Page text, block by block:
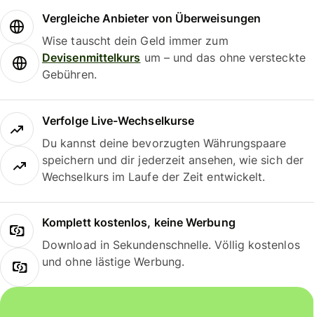
Vergleiche Anbieter von Überweisungen
Wise tauscht dein Geld immer zum
Devisenmittelkurs um – und das ohne versteckte
Gebühren.
Verfolge Live-Wechselkurse
Du kannst deine bevorzugten Währungspaare
speichern und dir jederzeit ansehen, wie sich der
Wechselkurs im Laufe der Zeit entwickelt.
Komplett kostenlos, keine Werbung
Download in Sekundenschnelle. Völlig kostenlos
und ohne lästige Werbung.